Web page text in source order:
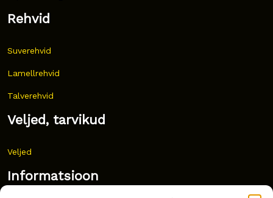
Rehvid
Suverehvid
Lamellrehvid
Talverehvid
Veljed, tarvikud
Veljed
Informatsioon